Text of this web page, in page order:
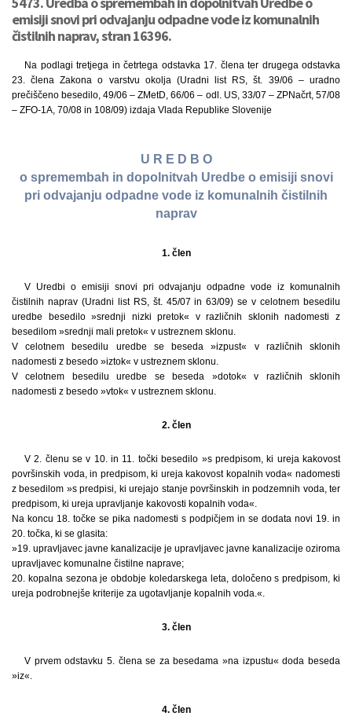
emisiji snovi pri odvajanju odpadne vode iz komunalnih
čistilnih naprav, stran 16396.
Na podlagi tretjega in četrtega odstavka 17. člena ter drugega odstavka
23. člena Zakona o varstvu okolja (Uradni list RS, št. 39/06 – uradno
prečiščeno besedilo, 49/06 – ZMetD, 66/06 – odl. US, 33/07 – ZPNačrt, 57/08
– ZFO-1A, 70/08 in 108/09) izdaja Vlada Republike Slovenije
U R E D B O
o spremembah in dopolnitvah Uredbe o emisiji snovi
pri odvajanju odpadne vode iz komunalnih čistilnih
naprav
1. člen
V Uredbi o emisiji snovi pri odvajanju odpadne vode iz komunalnih
čistilnih naprav (Uradni list RS, št. 45/07 in 63/09) se v celotnem besedilu
uredbe besedilo »srednji nizki pretok« v različnih sklonih nadomesti z
besedilom »srednji mali pretok« v ustreznem sklonu.
V celotnem besedilu uredbe se beseda »izpust« v različnih sklonih
nadomesti z besedo »iztok« v ustreznem sklonu.
V celotnem besedilu uredbe se beseda »dotok« v različnih sklonih
nadomesti z besedo »vtok« v ustreznem sklonu.
2. člen
V 2. členu se v 10. in 11. točki besedilo »s predpisom, ki ureja kakovost
površinskih voda, in predpisom, ki ureja kakovost kopalnih voda« nadomesti
z besedilom »s predpisi, ki urejajo stanje površinskih in podzemnih voda, ter
predpisom, ki ureja upravljanje kakovosti kopalnih voda«.
Na koncu 18. točke se pika nadomesti s podpičjem in se dodata novi 19. in
20. točka, ki se glasita:
»19. upravljavec javne kanalizacije je upravljavec javne kanalizacije oziroma
upravljavec komunalne čistilne naprave;
20. kopalna sezona je obdobje koledarskega leta, določeno s predpisom, ki
ureja podrobnejše kriterije za ugotavljanje kopalnih voda.«.
3. člen
V prvem odstavku 5. člena se za besedama »na izpustu« doda beseda
»iz«.
4. člen